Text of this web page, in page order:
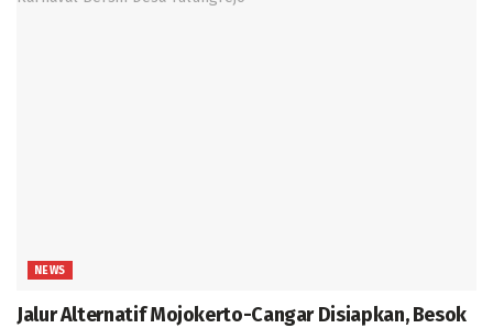
NEWS
Jalur Alternatif Mojokerto-Cangar Disiapkan, Besok